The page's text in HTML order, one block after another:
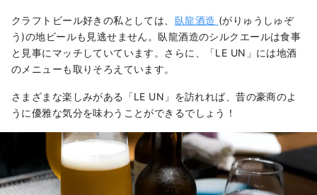
クラフトビール好きの私としては、 臥龍酒造 (がりゅうしゅぞ
う)の地ビールも見逃せません。臥龍酒造のシルクエールは食事
と見事にマッチしていています。さらに、「LE UN」には地酒
のメニューも取りそろえています。
さまざまな楽しみがある「LE UN」を訪れれば、昔の豪商のよ
うに優雅な気分を味わうことができるでしょう！